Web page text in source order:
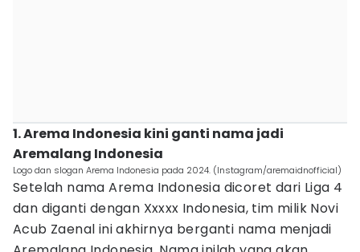
1. Arema Indonesia kini ganti nama jadi
Aremalang Indonesia
Logo dan slogan Arema Indonesia pada 2024. (Instagram/aremaidnofficial)
Setelah nama Arema Indonesia dicoret dari Liga 4
dan diganti dengan Xxxxx Indonesia, tim milik Novi
Acub Zaenal ini akhirnya berganti nama menjadi